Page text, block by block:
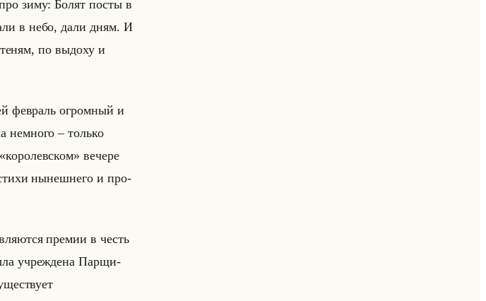
зиму: Болят посты в
в небо, дали дням. И
по вы­до­ху и
фев­раль огром­ный и
немно­го – только
ве­че­ре
стихи ны­неш­не­го и про­
пре­мии в честь
учре­жде­на Пар­щи­